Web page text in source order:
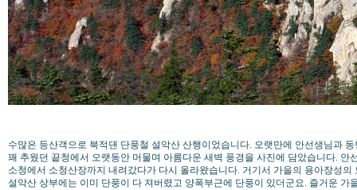
수많은 등산객으로 북적댄 단풍철 설악산 산행이었습니다. 오랫만에 안선생님과
꽤 추웠던 끝청에서 오랫동안 머물며 아름다운 새벽 풍경을 사진에 담았습니다. 안
소청에서 소청산장까지 내려갔다가 다시 올라왔습니다. 거기서 가을의 용아장성
설악산 상부에는 이미 단풍이 다 져버렸고 양폭부근에 단풍이 있더군요. 즐거운 가